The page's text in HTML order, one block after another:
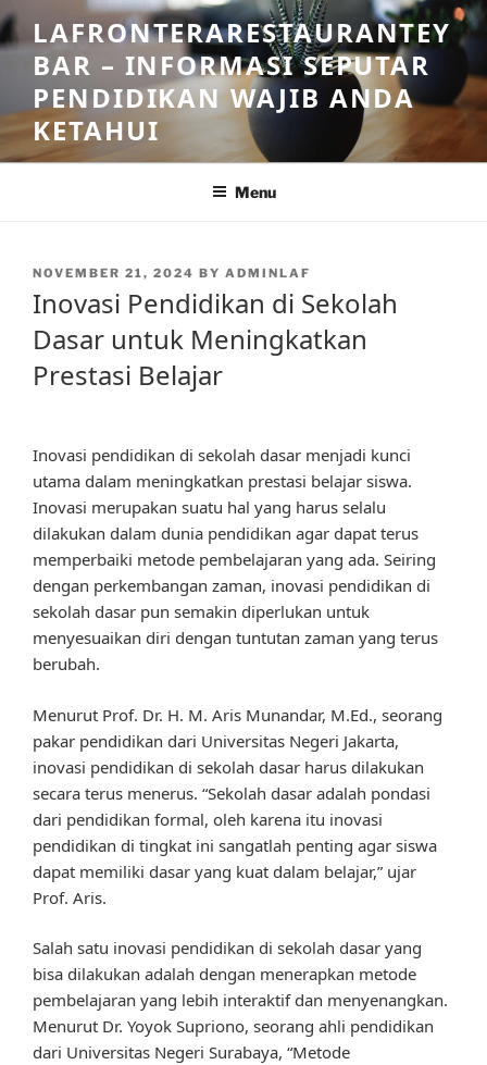
Skip
to
content
LAFRONTERARESTAURANTEY
BAR – INFORMASI SEPUTAR
PENDIDIKAN WAJIB ANDA
KETAHUI
Menu
POSTED
NOVEMBER 21, 2024 BY ADMINLAF
Inovasi Pendidikan di Sekolah
Dasar untuk Meningkatkan
Prestasi Belajar
Inovasi pendidikan di sekolah dasar menjadi kunci
utama dalam meningkatkan prestasi belajar siswa.
Inovasi merupakan suatu hal yang harus selalu
dilakukan dalam dunia pendidikan agar dapat terus
memperbaiki metode pembelajaran yang ada. Seiring
dengan perkembangan zaman, inovasi pendidikan di
sekolah dasar pun semakin diperlukan untuk
menyesuaikan diri dengan tuntutan zaman yang terus
berubah.
Menurut Prof. Dr. H. M. Aris Munandar, M.Ed., seorang
pakar pendidikan dari Universitas Negeri Jakarta,
inovasi pendidikan di sekolah dasar harus dilakukan
secara terus menerus. “Sekolah dasar adalah pondasi
dari pendidikan formal, oleh karena itu inovasi
pendidikan di tingkat ini sangatlah penting agar siswa
dapat memiliki dasar yang kuat dalam belajar,” ujar
Prof. Aris.
Salah satu inovasi pendidikan di sekolah dasar yang
bisa dilakukan adalah dengan menerapkan metode
pembelajaran yang lebih interaktif dan menyenangkan.
Menurut Dr. Yoyok Supriono, seorang ahli pendidikan
dari Universitas Negeri Surabaya, “Metode